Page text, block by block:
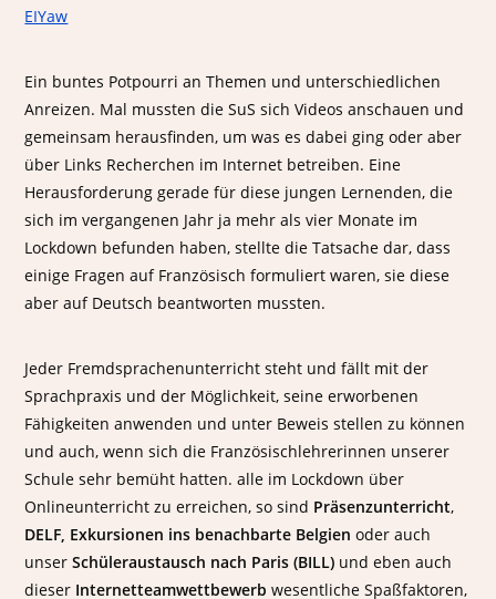
EIYaw
Ein buntes Potpourri an Themen und unterschiedlichen
Anreizen. Mal mussten die SuS sich Videos anschauen und
gemeinsam herausfinden, um was es dabei ging oder aber
über Links Recherchen im Internet betreiben. Eine
Herausforderung gerade für diese jungen Lernenden, die
sich im vergangenen Jahr ja mehr als vier Monate im
Lockdown befunden haben, stellte die Tatsache dar, dass
einige Fragen auf Französisch formuliert waren, sie diese
aber auf Deutsch beantworten mussten.
Jeder Fremdsprachenunterricht steht und fällt mit der
Sprachpraxis und der Möglichkeit, seine erworbenen
Fähigkeiten anwenden und unter Beweis stellen zu können
und auch, wenn sich die Französischlehrerinnen unserer
Schule sehr bemüht hatten. alle im Lockdown über
Onlineunterricht zu erreichen, so sind Präsenzunterricht,
DELF, Exkursionen ins benachbarte Belgienoder auch
unserSchüleraustausch nach Paris (BILL) und eben auch
dieser Internetteamwettbewerb wesentliche Spaßfaktoren,